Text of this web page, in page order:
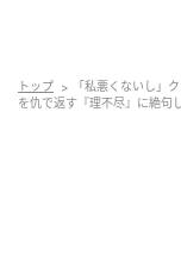
トップ
「私悪くないし」
を仇で返す『理不尽』に絶句